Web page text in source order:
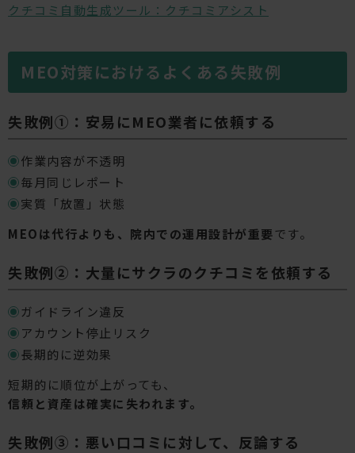
クチコミ自動生成ツール：クチコミアシスト
MEO対策におけるよくある失敗例
失敗例①：安易にMEO業者に依頼する
作業内容が不透明
毎月同じレポート
実質「放置」状態
MEOは代行よりも、院内での運用設計が重要です。
失敗例②：大量にサクラのクチコミを依頼する
ガイドライン違反
アカウント停止リスク
長期的に逆効果
短期的に順位が上がっても、
信頼と資産は確実に失われます。
失敗例③：悪い口コミに対して、反論する